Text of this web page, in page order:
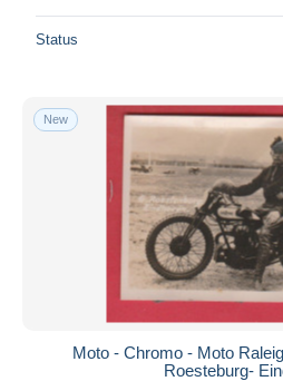
Status
New
Moto - Chromo - Moto
Roesteburg-